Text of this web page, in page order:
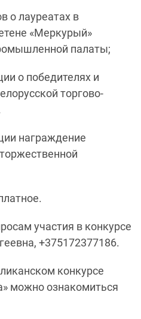
о лауреатах в
«Меркурый»
палаты;
о победителях и
торгово-
награждение
участия в конкурсе
+375172377186.
конкурсе
можно ознакомиться